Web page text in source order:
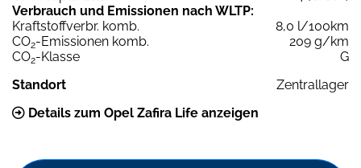
Verbrauch und Emissionen nach WLTP:
Kraftstoffverbr. komb.
8,0 l/100km
CO2-Emissionen komb.
209 g/km
CO2-Klasse
G
Standort
Zentrallager
Details zum Opel Zafira Life anzeigen